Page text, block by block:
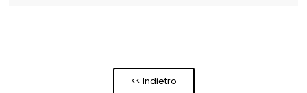
<< Indietro